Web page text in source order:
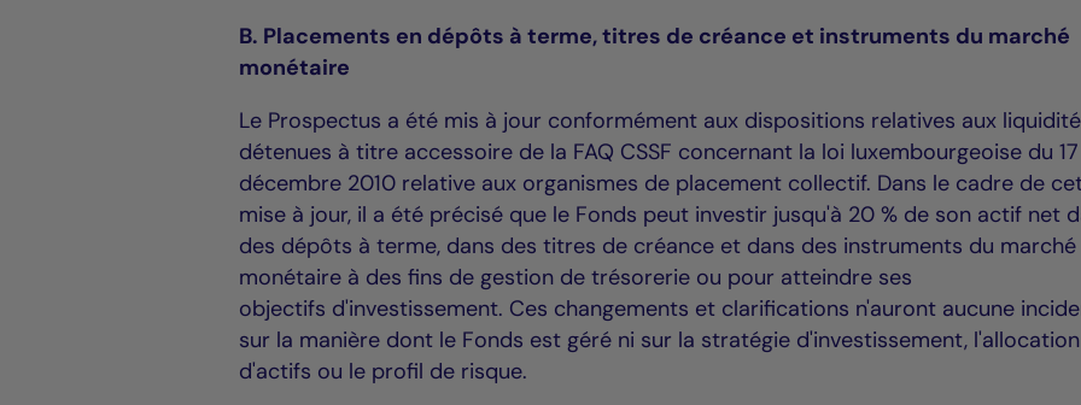
B. Placements en dépôts à terme, titres de créance et instruments du marché
monétaire
Le Prospectus a été mis à jour conformément aux dispositions relatives aux
détenues à titre accessoire de la FAQ CSSF concernant la loi luxembourgeoise du 17
décembre 2010 relative aux organismes de placement collectif. Dans le cadre de
mise à jour, il a été précisé que le Fonds peut investir jusqu'à 20 % de son actif net
des dépôts à terme, dans des titres de créance et dans des instruments du marché
monétaire à des fins de gestion de trésorerie ou pour atteindre ses
objectifs d'investissement. Ces changements et clarifications n'auront aucune
sur la manière dont le Fonds est géré ni sur la stratégie d'investissement, l'allocation
d'actifs ou le profil de risque.